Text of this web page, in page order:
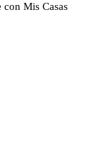
con Mis Casas